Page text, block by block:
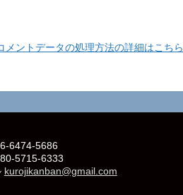
メントデータの処理方法の詳細はこちら
6474-5686
5715-6333
kurojikanban@gmail.com